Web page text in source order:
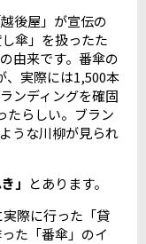
後屋」が宣伝の
傘」を扱ったた
由来です。番傘の
、実際には1,500本
ンディングを確固
たらしい。ブラン
うな川柳が見られ
」 とあります。
際に行った「貸
た「番傘」のイ